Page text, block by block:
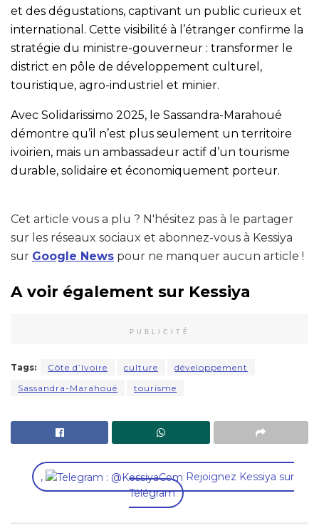
et des dégustations, captivant un public curieux et
international. Cette visibilité à l’étranger confirme la
stratégie du ministre-gouverneur : transformer le
district en pôle de développement culturel,
touristique, agro-industriel et minier.
Avec Solidarissimo 2025, le Sassandra-Marahoué
démontre qu’il n’est plus seulement un territoire
ivoirien, mais un ambassadeur actif d’un tourisme
durable, solidaire et économiquement porteur.
Cet article vous a plu ? N'hésitez pas à le partager
sur les réseaux sociaux et abonnez-vous à Kessiya
sur Google News pour ne manquer aucun article !
A voir également sur Kessiya
PUBLICITÉ
Tags: Côte d’Ivoire culture
développement
Sassandra-Marahoué
tourisme
,
Rejoignez Kessiya sur
Télégram